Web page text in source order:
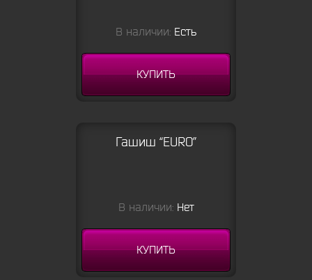
В наличии: Есть
КУПИТЬ
Гашиш “EURO”
В наличии: Нет
КУПИТЬ